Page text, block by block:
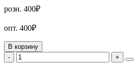
розн. 400₽
опт. 400₽
В корзину
-
+